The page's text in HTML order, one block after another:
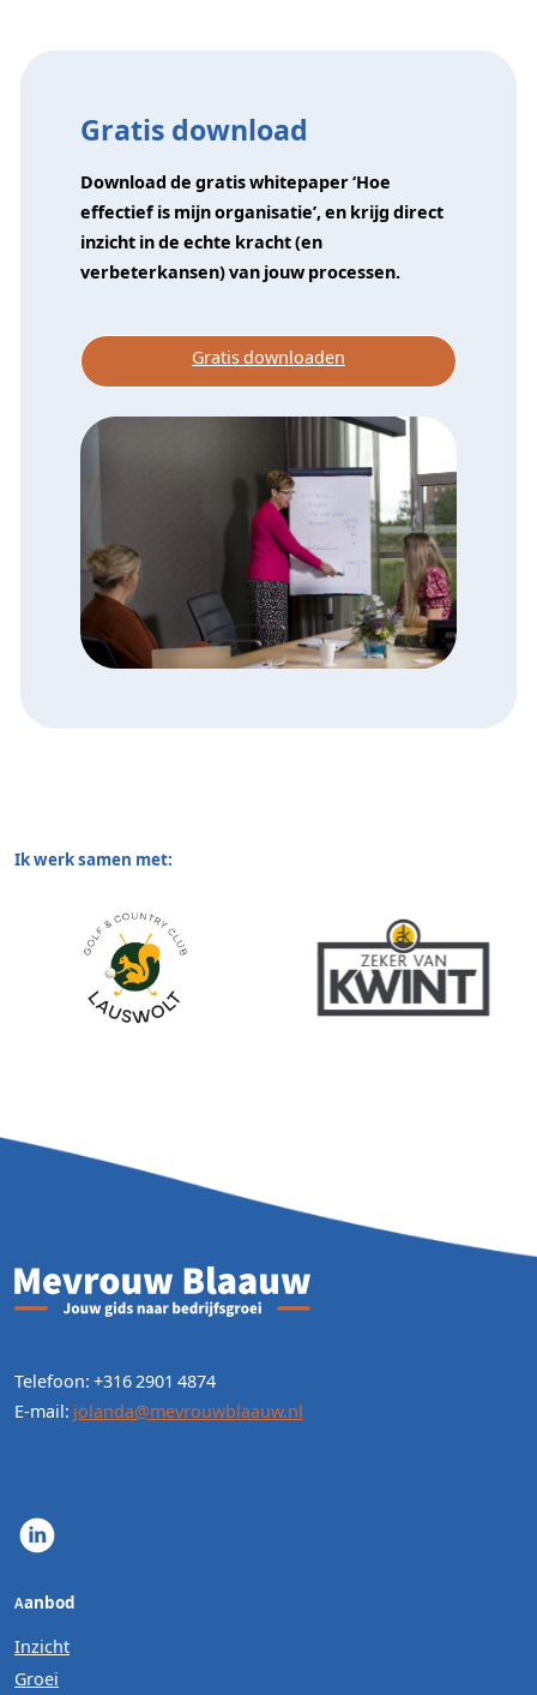
Gratis download
Download de gratis whitepaper ‘Hoe
effectief is mijn organisatie’, en krijg direct
inzicht in de echte kracht (en
verbeterkansen) van jouw processen.
Gratis downloaden
Ik werk samen met:
Telefoon: +316 2901 4874
E-mail: jolanda@mevrouwblaauw.nl
Aanbod
Inzicht
Groei